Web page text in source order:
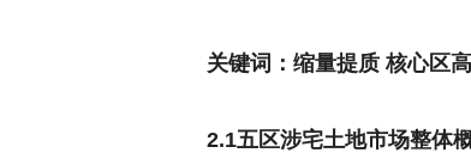
关键词：缩量提质 核心区
2.1五区涉宅土地市场整体